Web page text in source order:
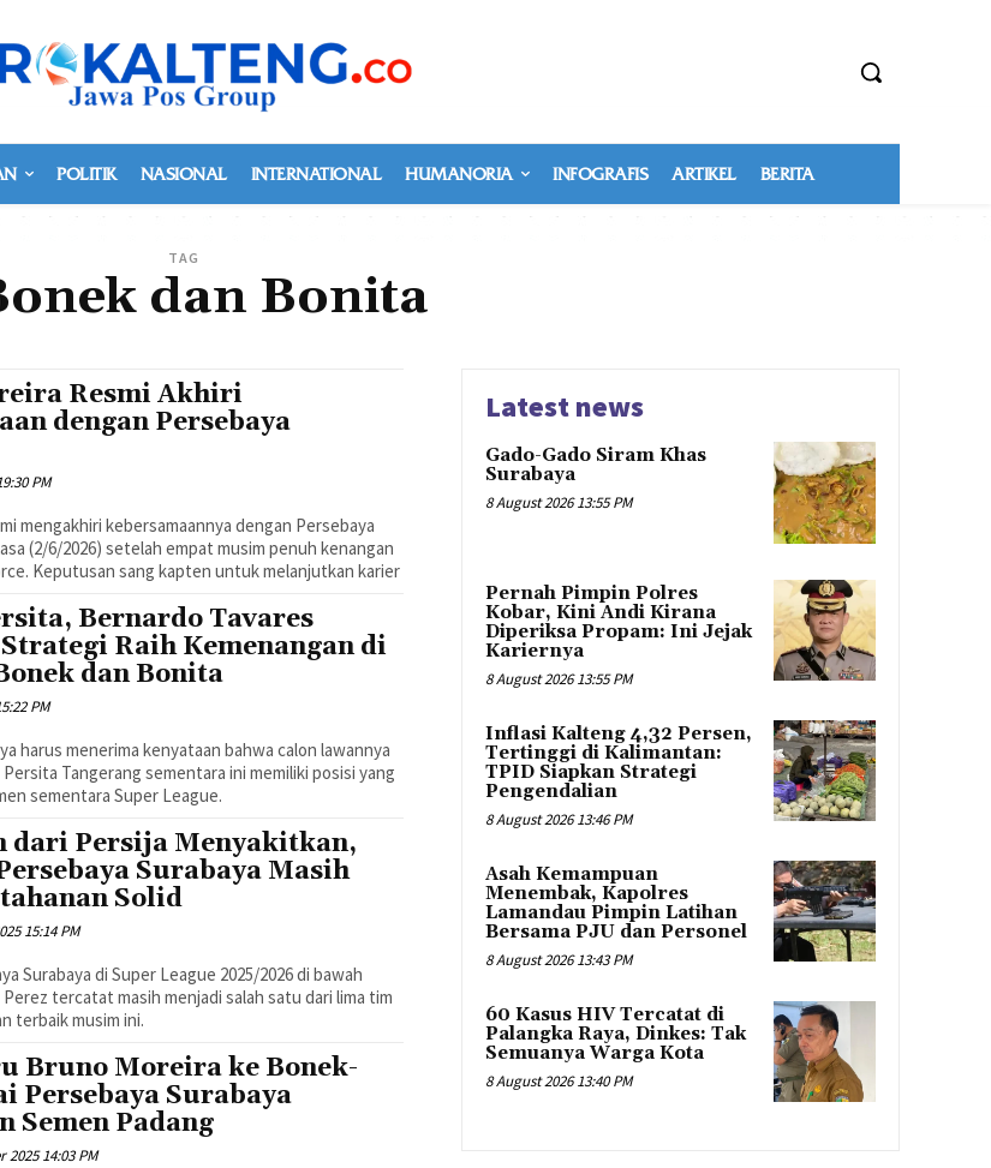
POLITIK NASIONAL INTERNATIONAL HUMANORIA INFOGRAFIS ARTIKEL BERITA
TAG
dan Bonita
Resmi Akhiri
dengan Persebaya
PM
mengakhiri kebersamaannya dengan Persebaya
(2/6/2026) setelah empat musim penuh kenangan
Keputusan sang kapten untuk melanjutkan karier
Bernardo Tavares
Raih Kemenangan di
dan Bonita
PM
harus menerima kenyataan bahwa calon lawannya
Tangerang sementara ini memiliki posisi yang
sementara Super League.
dari Persija Menyakitkan,
Surabaya Masih
Solid
15:14 PM
Surabaya di Super League 2025/2026 di bawah
tercatat masih menjadi salah satu dari lima tim
terbaik musim ini.
Bruno Moreira ke Bonek-
Persebaya Surabaya
Semen Padang
2025 14:03 PM
Latest news
Gado-Gado Siram Khas
Surabaya
8 August 2026 13:55 PM
Pernah Pimpin Polres
Kobar, Kini Andi Kirana
Diperiksa Propam: Ini Jejak
Kariernya
8 August 2026 13:55 PM
Inflasi Kalteng 4,32 Persen,
Tertinggi di Kalimantan:
TPID Siapkan Strategi
Pengendalian
8 August 2026 13:46 PM
Asah Kemampuan
Menembak, Kapolres
Lamandau Pimpin Latihan
Bersama PJU dan Personel
8 August 2026 13:43 PM
60 Kasus HIV Tercatat di
Palangka Raya, Dinkes: Tak
Semuanya Warga Kota
8 August 2026 13:40 PM